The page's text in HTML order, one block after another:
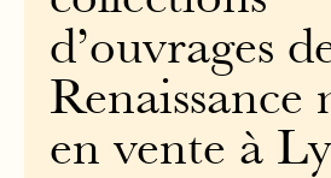
d’ouvrages
Renaissance
en vente à